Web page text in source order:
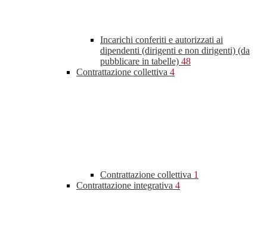
Incarichi conferiti e autorizzati ai
dipendenti (dirigenti e non dirigenti) (da
pubblicare in tabelle) 48
Contrattazione collettiva 4
Contrattazione collettiva 1
Contrattazione integrativa 4